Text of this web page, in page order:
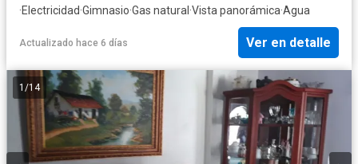
·Electricidad·Gimnasio·Gas natural ·Vista panorámica·Agua
Actualizado hace 6 días Ver en detalle
1 /14